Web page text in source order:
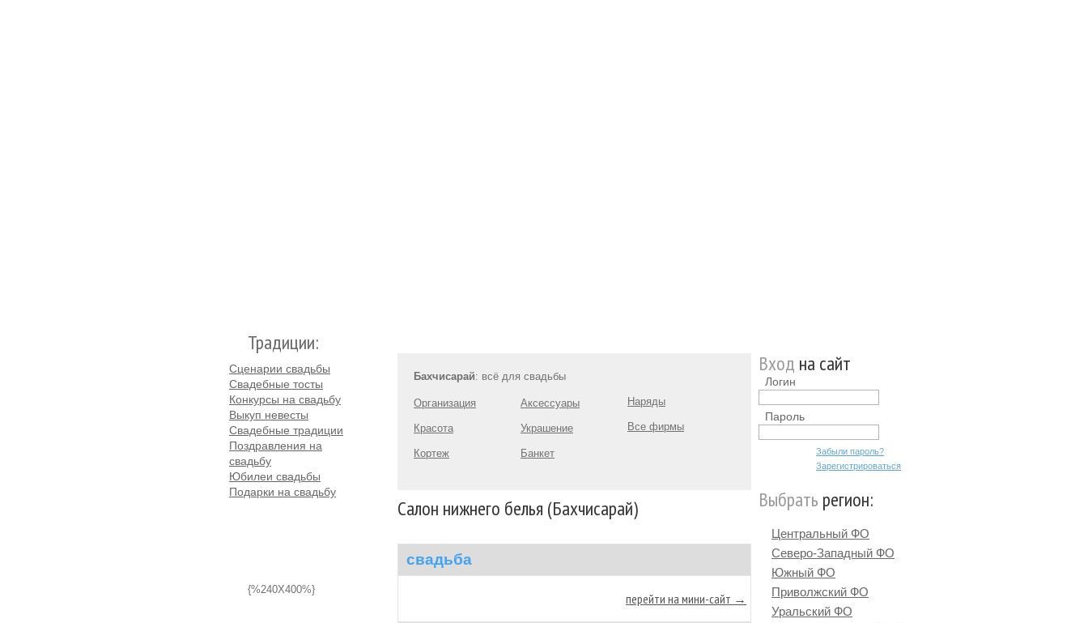
Традиции:
Сценарии свадьбы
Свадебные тосты
Конкурсы на свадьбу
Выкуп невесты
Свадебные традиции
Поздравления на
свадьбу
Юбилеи свадьбы
Подарки на свадьбу
{%240X400%}
Бахчисарай: всё для свадьбы
Организация
Красота
Кортеж
Аксессуары
Украшение
Банкет
Наряды
Все фирмы
Салон нижнего белья (Бахчисарай)
свадьба
перейти на мини-сайт →
Вход на сайт
Логин
Пароль
Забыли пароль?
Зарегистрироваться
Выбрать регион:
Центральный ФО
Северо-Западный ФО
Южный ФО
Приволжский ФО
Уральский ФО